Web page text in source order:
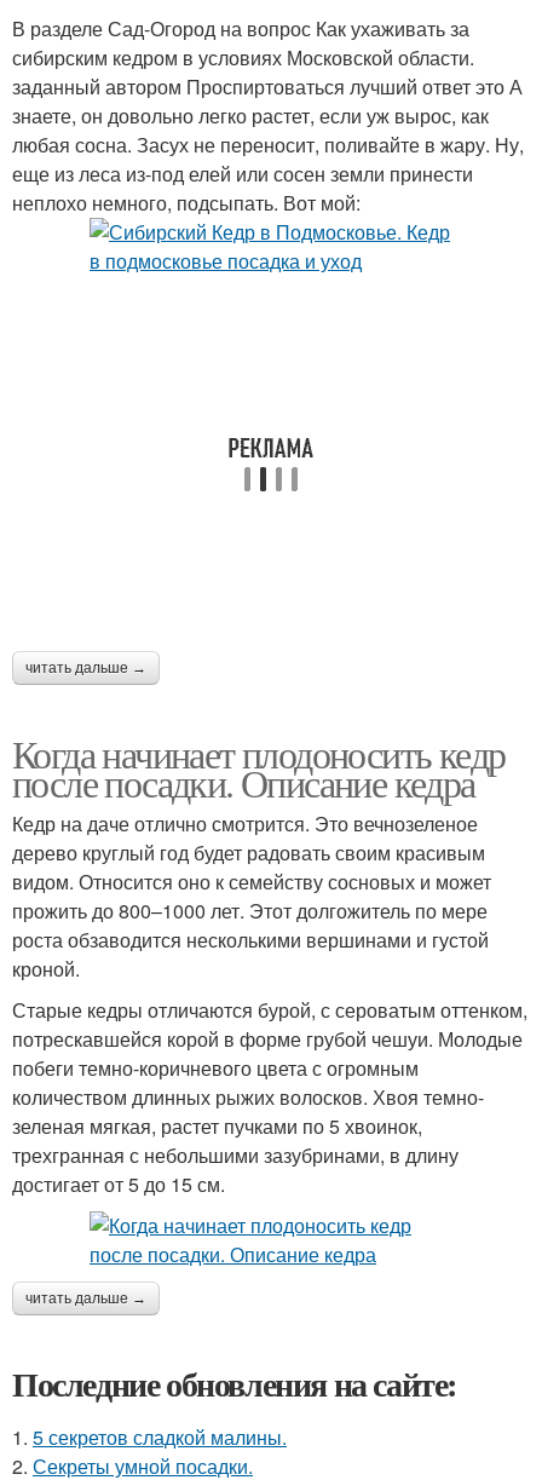
В разделе Сад-Огород на вопрос Как ухаживать за
сибирским кедром в условиях Московской области.
заданный автором Проспиртоваться лучший ответ это А
знаете, он довольно легко растет, если уж вырос, как
любая сосна. Засух не переносит, поливайте в жару. Ну,
еще из леса из-под елей или сосен земли принести
неплохо немного, подсыпать. Вот мой:
читать дальше →
Когда начинает плодоносить кедр
после посадки. Описание кедра
Кедр на даче отлично смотрится. Это вечнозеленое
дерево круглый год будет радовать своим красивым
видом. Относится оно к семейству сосновых и может
прожить до 800–1000 лет. Этот долгожитель по мере
роста обзаводится несколькими вершинами и густой
кроной.
Старые кедры отличаются бурой, с сероватым оттенком,
потрескавшейся корой в форме грубой чешуи. Молодые
побеги темно-коричневого цвета с огромным
количеством длинных рыжих волосков. Хвоя темно-
зеленая мягкая, растет пучками по 5 хвоинок,
трехгранная с небольшими зазубринами, в длину
достигает от 5 до 15 см.
читать дальше →
Последние обновления на сайте:
1. 5 секретов сладкой малины.
2. Секреты умной посадки.